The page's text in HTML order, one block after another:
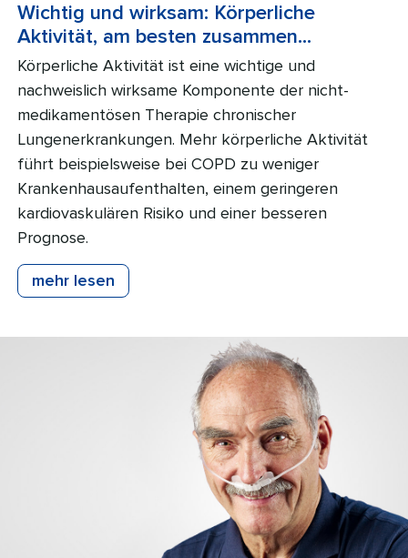
Wichtig und wirksam: Körperliche
Aktivität, am besten zusammen…
Körperliche Aktivität ist eine wichtige und
nachweislich wirksame Komponente der nicht-
medikamentösen Therapie chronischer
Lungenerkrankungen. Mehr körperliche Aktivität
führt beispielsweise bei COPD zu weniger
Krankenhausaufenthalten, einem geringeren
kardiovaskulären Risiko und einer besseren
Prognose.
mehr lesen